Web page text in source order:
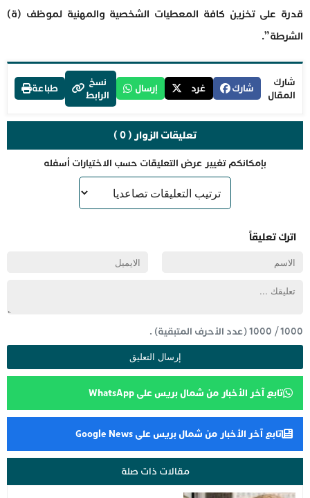
قدرة على تخزين كافة المعطيات الشخصية والمهنية لموظف (ة)
الشرطة”.
شارك
المقال
شارك غرد إرسال
نسخ
الرابط
طباعة
تعليقات الزوار ( 0 )
بإمكانكم تغيير عرض التعليقات حسب الاختيارات أسفله
اترك تعليقاً
1000
/
1000(عدد الأحرف المتبقية) .
تابع آخر الأخبار من شمال بريس على WhatsApp
تابع آخر الأخبار من شمال بريس على Google News
مقالات ذات صلة